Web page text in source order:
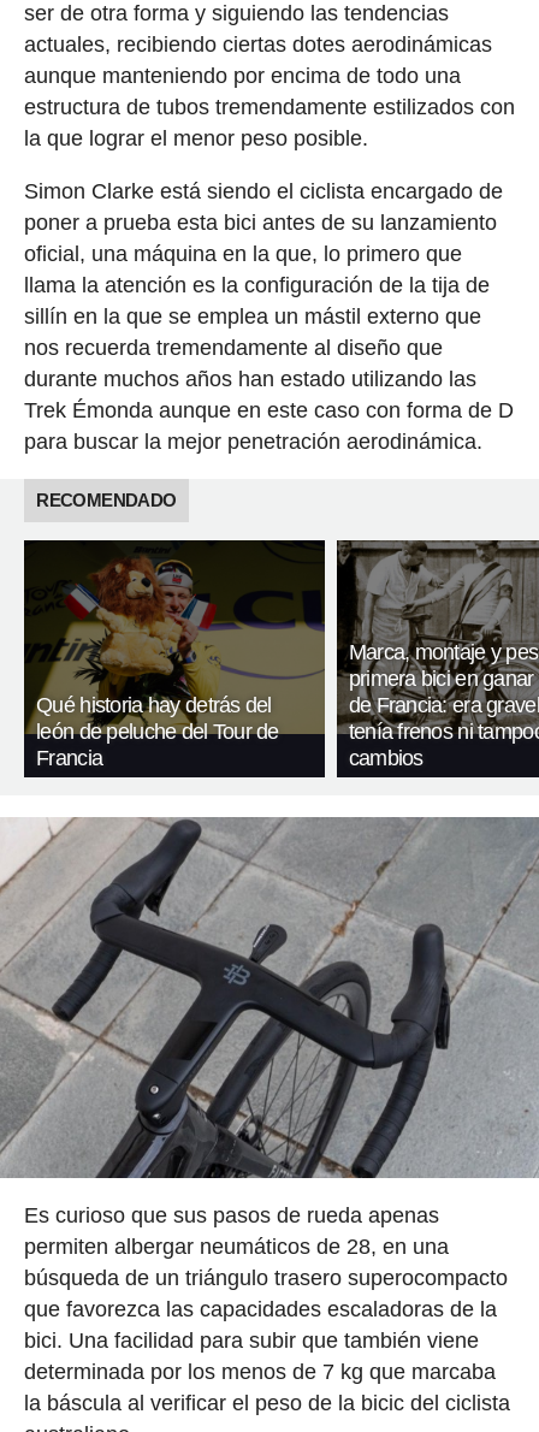
ser de otra forma y siguiendo las tendencias
actuales, recibiendo ciertas dotes aerodinámicas
aunque manteniendo por encima de todo una
estructura de tubos tremendamente estilizados con
la que lograr el menor peso posible.
Simon Clarke está siendo el ciclista encargado de
poner a prueba esta bici antes de su lanzamiento
oficial, una máquina en la que, lo primero que
llama la atención es la configuración de la tija de
sillín en la que se emplea un mástil externo que
nos recuerda tremendamente al diseño que
durante muchos años han estado utilizando las
Trek Émonda aunque en este caso con forma de D
para buscar la mejor penetración aerodinámica.
RECOMENDADO
Qué historia hay detrás del
león de peluche del Tour de
Francia
Marca, montaje y
primera bici en ganar
de Francia: era
tenía frenos ni
cambios
Es curioso que sus pasos de rueda apenas
permiten albergar neumáticos de 28, en una
búsqueda de un triángulo trasero superocompacto
que favorezca las capacidades escaladoras de la
bici. Una facilidad para subir que también viene
determinada por los menos de 7 kg que marcaba
la báscula al verificar el peso de la bicic del ciclista